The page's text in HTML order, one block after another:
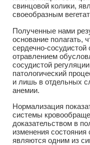
свинцовой колики,
своеобразным
Полученные нами
основание полагать,
сердечно-
отравлением
сосудистой
патологический
и лишь в отдельных
анемии.
Нормализация
системы
доказательством в
изменения
являются одним из